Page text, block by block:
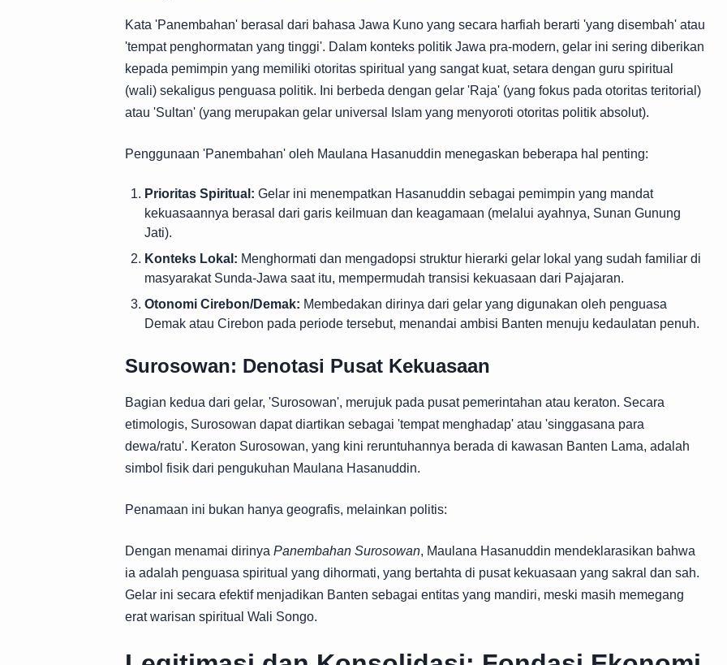
Kata 'Panembahan' berasal dari bahasa Jawa Kuno yang secara harfiah berarti 'yang disembah' atau
'tempat penghormatan yang tinggi'. Dalam konteks politik Jawa pra-modern, gelar ini sering diberikan
kepada pemimpin yang memiliki otoritas spiritual yang sangat kuat, setara dengan guru spiritual
(wali) sekaligus penguasa politik. Ini berbeda dengan gelar 'Raja' (yang fokus pada otoritas teritorial)
atau 'Sultan' (yang merupakan gelar universal Islam yang menyoroti otoritas politik absolut).
Penggunaan 'Panembahan' oleh Maulana Hasanuddin menegaskan beberapa hal penting:
Prioritas Spiritual: Gelar ini menempatkan Hasanuddin sebagai pemimpin yang mandat
kekuasaannya berasal dari garis keilmuan dan keagamaan (melalui ayahnya, Sunan Gunung
Jati).
Konteks Lokal: Menghormati dan mengadopsi struktur hierarki gelar lokal yang sudah familiar di
masyarakat Sunda-Jawa saat itu, mempermudah transisi kekuasaan dari Pajajaran.
Otonomi Cirebon/Demak: Membedakan dirinya dari gelar yang digunakan oleh penguasa
Demak atau Cirebon pada periode tersebut, menandai ambisi Banten menuju kedaulatan penuh.
Surosowan: Denotasi Pusat Kekuasaan
Bagian kedua dari gelar, 'Surosowan', merujuk pada pusat pemerintahan atau keraton. Secara
etimologis, Surosowan dapat diartikan sebagai 'tempat menghadap' atau 'singgasana para
dewa/ratu'. Keraton Surosowan, yang kini reruntuhannya berada di kawasan Banten Lama, adalah
simbol fisik dari pengukuhan Maulana Hasanuddin.
Penamaan ini bukan hanya geografis, melainkan politis:
Dengan menamai dirinya Panembahan Surosowan, Maulana Hasanuddin mendeklarasikan bahwa
ia adalah penguasa spiritual yang dihormati, yang bertahta di pusat kekuasaan yang sakral dan sah.
Gelar ini secara efektif menjadikan Banten sebagai entitas yang mandiri, meski masih memegang
erat warisan spiritual Wali Songo.